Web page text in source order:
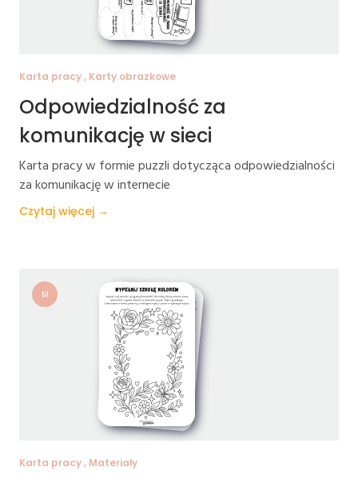
Karta pracy , Karty obrazkowe
Odpowiedzialność za
komunikację w sieci
Karta pracy w formie puzzli dotycząca odpowiedzialności
za komunikację w internecie
Czytaj więcej →
M
Karta pracy , Materiały